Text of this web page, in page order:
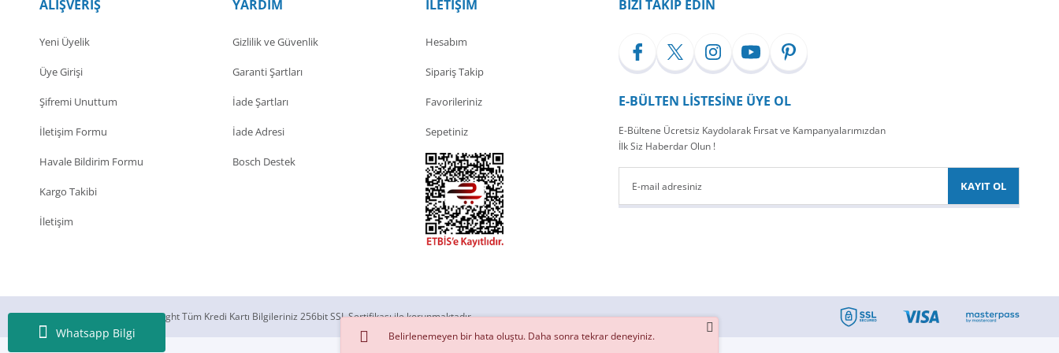
Whatsapp Bilgi
ALIŞVERİŞ
Yeni Üyelik
Üye Girişi
Şifremi Unuttum
İletişim Formu
Havale Bildirim Formu
Kargo Takibi
İletişim
YARDIM
Gizlilik ve Güvenlik
Garanti Şartları
İade Şartları
İade Adresi
Bosch Destek
İLETİŞİM
Hesabım
Sipariş Takip
Favorileriniz
Sepetiniz
BİZİ TAKİP EDİN
E-BÜLTEN LİSTESİNE ÜYE OL
E-Bültene Ücretsiz Kaydolarak Fırsat ve Kampanyalarımızdan
İlk Siz Haberdar Olun !
KAYIT OL
© 2018 Silecek Sepeti Copyright Tüm Kredi Kartı Bilgileriniz 256bit SSL Sertifikası ile korunmaktadır.
Belirlenemeyen bir hata oluştu. Daha sonra tekrar deneyiniz.